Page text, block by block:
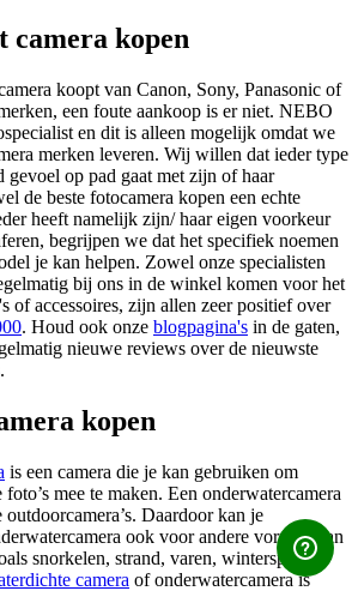
camera kopen
koopt van Canon, Sony, Panasonic of
een foute aankoop is er niet. NEBO
en dit is alleen mogelijk omdat we
merken leveren. Wij willen dat ieder type
gevoel op pad gaat met zijn of haar
de beste fotocamera kopen een echte
heeft namelijk zijn/ haar eigen voorkeur
begrijpen we dat het specifiek noemen
je kan helpen. Zowel onze specialisten
bij ons in de winkel komen voor het
of accessoires, zijn allen zeer positief over
. Houd ook onze blogpagina's in de gaten,
nieuwe reviews over de nieuwste
kopen
is een camera die je kan gebruiken om
mee te maken. Een onderwatercamera
Daardoor kan je
ook voor andere vormen van
snorkelen, strand, varen, wintersport,
camera of onderwatercamera is